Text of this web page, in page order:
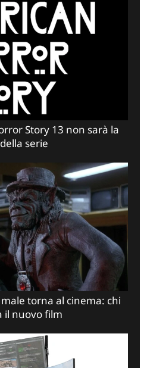
Story 13 non sarà la
serie
torna al cinema: chi
il nuovo film